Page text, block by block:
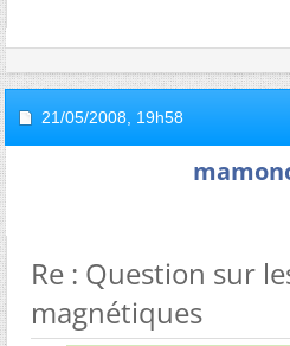
21/05/2008, 19h58
Re : Question sur
magnétiques